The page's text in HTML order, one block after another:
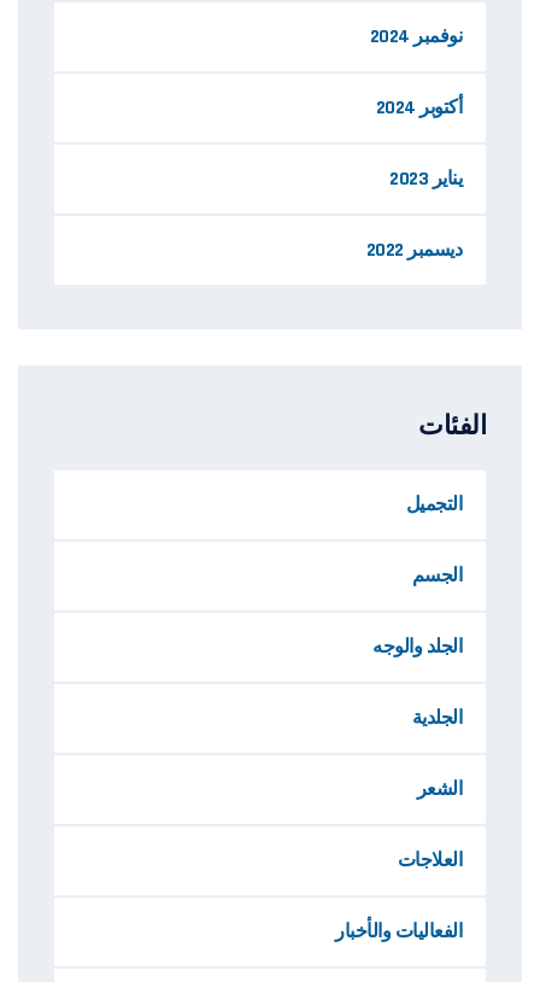
نوفمبر 2024
أكتوبر 2024
يناير 2023
ديسمبر 2022
الفئات
التجميل
الجسم
الجلد والوجه
الجلدية
الشعر
العلاجات
الفعاليات والأخبار